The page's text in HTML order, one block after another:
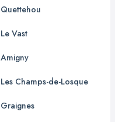
Quettehou
Le Vast
Amigny
Les Champs-de-Losque
Graignes